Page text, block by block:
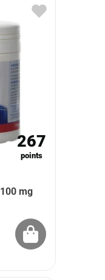
267
points
mg